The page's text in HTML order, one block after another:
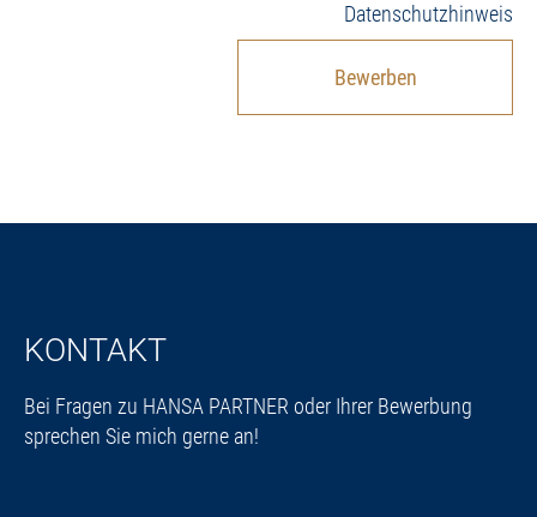
Datenschutzhinweis
KONTAKT
Bei Fragen zu HANSA PARTNER oder Ihrer Bewerbung
sprechen Sie mich gerne an!